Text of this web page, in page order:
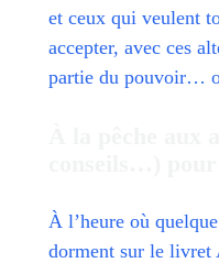
et ceux qui veulent
accepter, avec ces
partie du pouvoir…
À l’heure où
dorment sur le livret